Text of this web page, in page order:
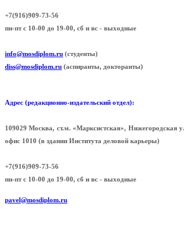
+7(916)909-73-56
пн-пт с 10-00 до 19-00, сб и вс - выходные
info@mosdiplom.ru (студенты)
diss@mosdiplom.ru (аспиранты, докторанты)
Адрес (редакционно-издательский отдел):
109029 Москва, ст.м. «Марксистская», Нижегородская
офис 1010 (в здании Института деловой карьеры)
+7(916)909-73-56
пн-пт с 10-00 до 19-00, сб и вс - выходные
pavel@mosdiplom.ru